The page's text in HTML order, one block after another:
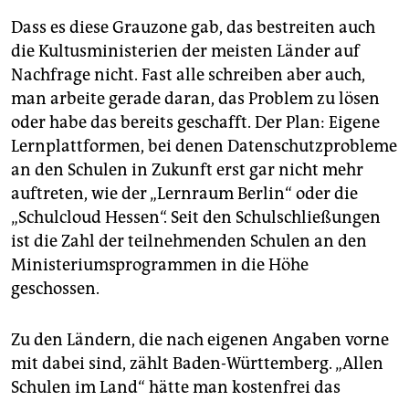
Dass es diese Grauzone gab, das bestreiten auch
die Kultusministerien der meisten Länder auf
Nachfrage nicht. Fast alle schreiben aber auch,
man arbeite gerade daran, das Problem zu lösen
oder habe das bereits geschafft. Der Plan: Eigene
Lernplattformen, bei denen Datenschutzprobleme
an den Schulen in Zukunft erst gar nicht mehr
auftreten, wie der „Lernraum Berlin“ oder die
„Schulcloud Hessen“. Seit den Schulschließungen
ist die Zahl der teilnehmenden Schulen an den
Ministeriumsprogrammen in die Höhe
geschossen.
Zu den Ländern, die nach eigenen Angaben vorne
mit dabei sind, zählt Baden-Württemberg. „Allen
Schulen im Land“ hätte man kostenfrei das